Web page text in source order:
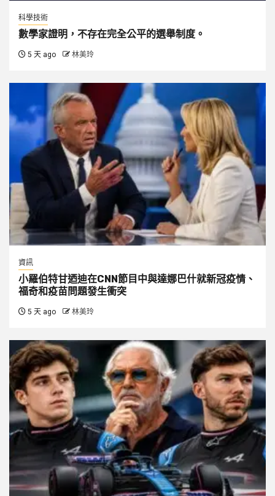
科學技術
數學家證明，不存在完全公平的選舉制度。
5 天 ago 林美玲
資訊
小羅伯特甘迺迪在CNN節目中與達娜巴什就新冠疫情、
福奇和疫苗問題發生衝突
5 天 ago 林美玲